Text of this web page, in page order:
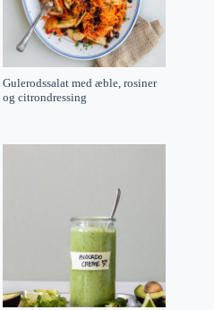
Gulerodssalat med æble, rosiner
og citrondressing